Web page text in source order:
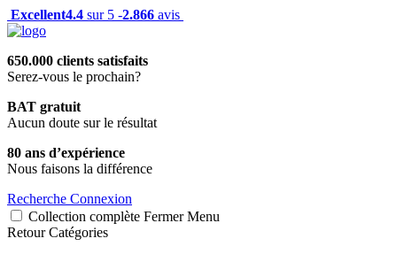
Excellent4.4 sur 5 -2.866 avis
650.000 clients satisfaits
Serez-vous le prochain?
BAT gratuit
Aucun doute sur le résultat
80 ans d’expérience
Nous faisons la différence
Recherche Connexion
Collection complète Fermer Menu
Retour Catégories